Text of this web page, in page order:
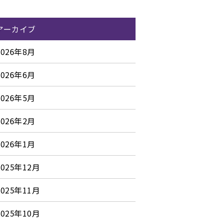
ーカイブ
年8月
年6月
年5月
年2月
年1月
年12月
年11月
年10月